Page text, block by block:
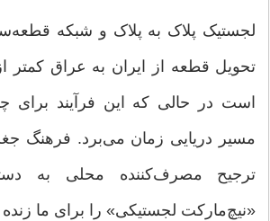
مسیر دریایی زمان می‌برد. فرهنگ
ترجیح مصرف‌‌کننده محلی به
«نیچ‌مارکت لجستیکی» را برای ما